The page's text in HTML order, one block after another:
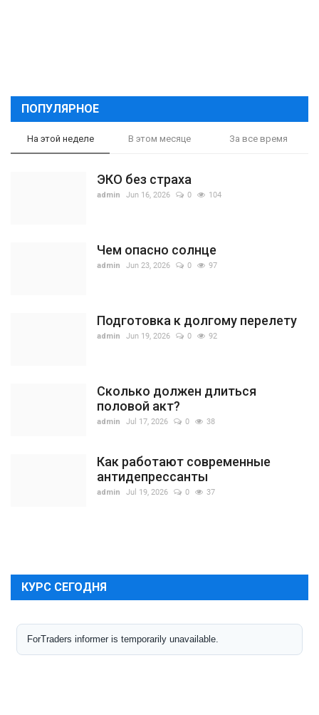
ПОПУЛЯРНОЕ
На этой неделе В этом месяце За все время
ЭКО без страха
admin Jun 16, 2026 0 104
Чем опасно солнце
admin Jun 23, 2026 0 97
Подготовка к долгому перелету
admin Jun 19, 2026 0 92
Сколько должен длиться
половой акт?
admin Jul 17, 2026 0 38
Как работают современные
антидепрессанты
admin Jul 19, 2026 0 37
КУРС СЕГОДНЯ